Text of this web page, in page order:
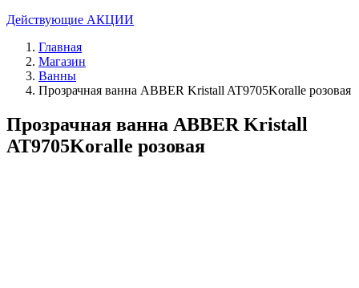
Действующие АКЦИИ
Главная
Магазин
Ванны
Прозрачная ванна ABBER Kristall AT9705Koralle розовая
Прозрачная ванна ABBER Kristall
AT9705Koralle розовая